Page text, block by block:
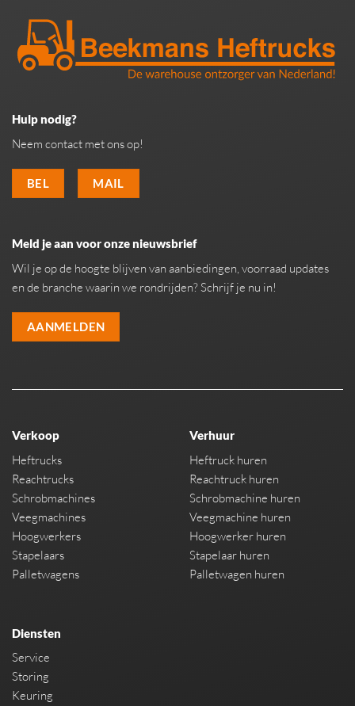
Hulp nodig?
Neem contact met ons op!
BEL MAIL
Meld je aan voor onze nieuwsbrief
Wil je op de hoogte blijven van aanbiedingen, voorraad updates
en de branche waarin we rondrijden? Schrijf je nu in!
AANMELDEN
Verkoop
Heftrucks
Reachtrucks
Schrobmachines
Veegmachines
Hoogwerkers
Stapelaars
Palletwagens
Verhuur
Heftruck huren
Reachtruck huren
Schrobmachine huren
Veegmachine huren
Hoogwerker huren
Stapelaar huren
Palletwagen huren
Diensten
Service
Storing
Keuring